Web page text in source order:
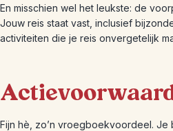
En misschien wel het leukste: de
Jouw reis staat vast, inclusief
activiteiten die je reis onvergetelijk
Fijn hè, zo’n vroegboekvoordeel.